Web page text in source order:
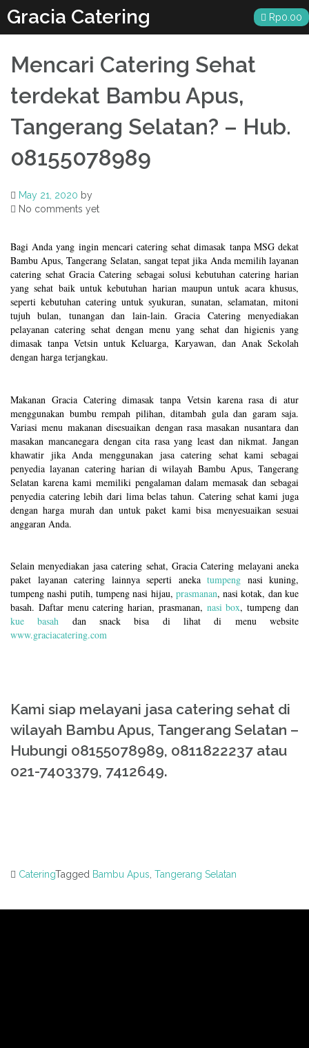
to
content
Gracia Catering Rp0.00
Mencari Catering Sehat
terdekat Bambu Apus,
Tangerang Selatan? – Hub.
08155078989
May 21, 2020 by
No comments yet
Bagi Anda yang ingin mencari catering sehat dimasak tanpa MSG dekat
Bambu Apus, Tangerang Selatan, sangat tepat jika Anda memilih layanan
catering sehat Gracia Catering sebagai solusi kebutuhan catering harian
yang sehat baik untuk kebutuhan harian maupun untuk acara khusus,
seperti kebutuhan catering untuk syukuran, sunatan, selamatan, mitoni
tujuh bulan, tunangan dan lain-lain. Gracia Catering menyediakan
pelayanan catering sehat dengan menu yang sehat dan higienis yang
dimasak tanpa Vetsin untuk Keluarga, Karyawan, dan Anak Sekolah
dengan harga terjangkau.
Makanan Gracia Catering dimasak tanpa Vetsin karena rasa di atur
menggunakan bumbu rempah pilihan, ditambah gula dan garam saja.
Variasi menu makanan disesuaikan dengan rasa masakan nusantara dan
masakan mancanegara dengan cita rasa yang least dan nikmat. Jangan
khawatir jika Anda menggunakan jasa catering sehat kami sebagai
penyedia layanan catering harian di wilayah Bambu Apus, Tangerang
Selatan karena kami memiliki pengalaman dalam memasak dan sebagai
penyedia catering lebih dari lima belas tahun. Catering sehat kami juga
dengan harga murah dan untuk paket kami bisa menyesuaikan sesuai
anggaran Anda.
Selain menyediakan jasa catering sehat, Gracia Catering melayani aneka
paket layanan catering lainnya seperti aneka tumpeng nasi kuning,
tumpeng nashi putih, tumpeng nasi hijau, prasmanan, nasi kotak, dan kue
basah. Daftar menu catering harian, prasmanan, nasi box, tumpeng dan
kue basah dan snack bisa di lihat di menu website
www.graciacatering.com
Kami siap melayani jasa catering sehat di
wilayah Bambu Apus, Tangerang Selatan –
Hubungi 08155078989, 0811822237 atau
021-7403379, 7412649.
CateringTagged Bambu Apus, Tangerang Selatan
navigation